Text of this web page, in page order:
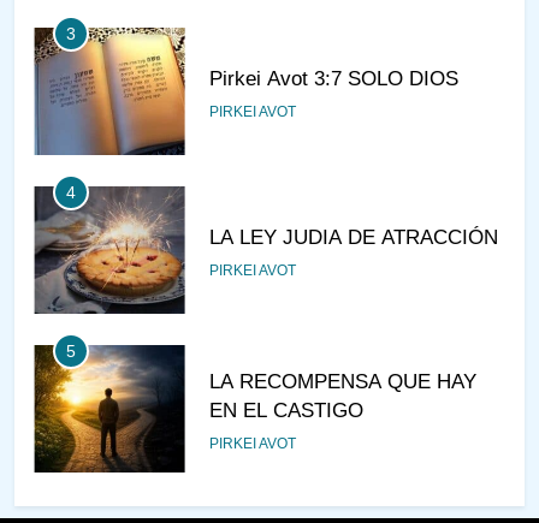
3
Pirkei Avot 3:7 SOLO DIOS
PIRKEI AVOT
4
LA LEY JUDIA DE ATRACCIÓN
PIRKEI AVOT
5
LA RECOMPENSA QUE HAY
EN EL CASTIGO
PIRKEI AVOT
6